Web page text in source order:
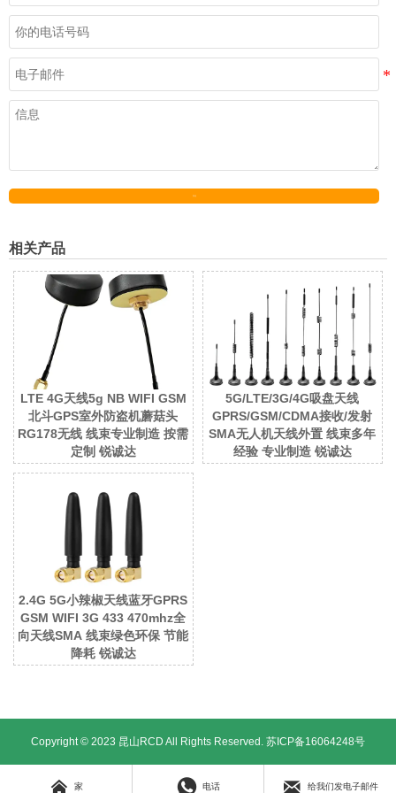
相关产品
LTE 4G天线5g NB WIFI GSM
北斗GPS室外防盗机蘑菇头
RG178无线 线束专业制造 按需
定制 锐诚达
5G/LTE/3G/4G吸盘天线
GPRS/GSM/CDMA接收/发射
SMA无人机天线外置 线束多年
经验 专业制造 锐诚达
2.4G 5G小辣椒天线蓝牙GPRS
GSM WIFI 3G 433 470mhz全
向天线SMA 线束绿色环保 节能
降耗 锐诚达
Copyright © 2023 昆山RCD All Rights Reserved. 苏ICP备16064248号
 家  电话  给我们发电子邮件